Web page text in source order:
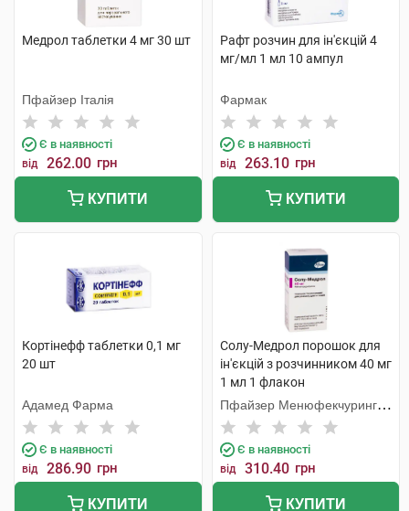
Медрол таблетки 4 мг 30 шт
Пфайзер Італія
Є в наявності
від 262.00 грн
КУПИТИ
Рафт розчин для ін'єкцій 4
мг/мл 1 мл 10 ампул
Фармак
Є в наявності
від 263.10 грн
КУПИТИ
Кортінефф таблетки 0,1 мг
20 шт
Адамед Фарма
Є в наявності
від 286.90 грн
КУПИТИ
Солу-Медрол порошок для
ін'єкцій з розчинником 40 мг
1 мл 1 флакон
Пфайзер Менюфекчуринг
Бельгія
Є в наявності
від 310.40 грн
КУПИТИ